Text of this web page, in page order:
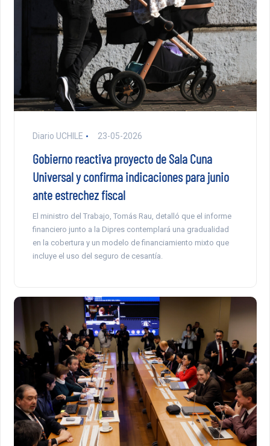
Diario UCHILE 23-05-2026
Gobierno reactiva proyecto de Sala Cuna
Universal y confirma indicaciones para junio
ante estrechez fiscal
El ministro del Trabajo, Tomás Rau, detalló que el informe
financiero junto a la Dipres contemplará una gradualidad
en la cobertura y un modelo de financiamiento mixto que
incluye el uso del seguro de cesantía.